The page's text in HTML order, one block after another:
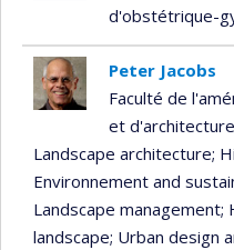
d'obstétrique-
Peter Jacobs
Faculté de
et
Landscape architecture;
Environnement and
Landscape management;
landscape; Urban design